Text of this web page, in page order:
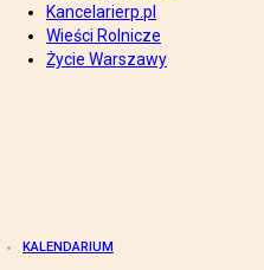
Kancelarierp.pl
Wieści Rolnicze
Życie Warszawy
KALENDARIUM